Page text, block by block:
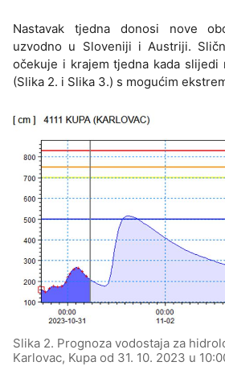
Nastavak tjedna donosi nove
uzvodno u Sloveniji i Austriji.
očekuje i krajem tjedna kada slijedi
(Slika 2. i Slika 3.) s mogućim
Slika 2. Prognoza vodostaja za
Karlovac, Kupa od 31. 10. 2023 u